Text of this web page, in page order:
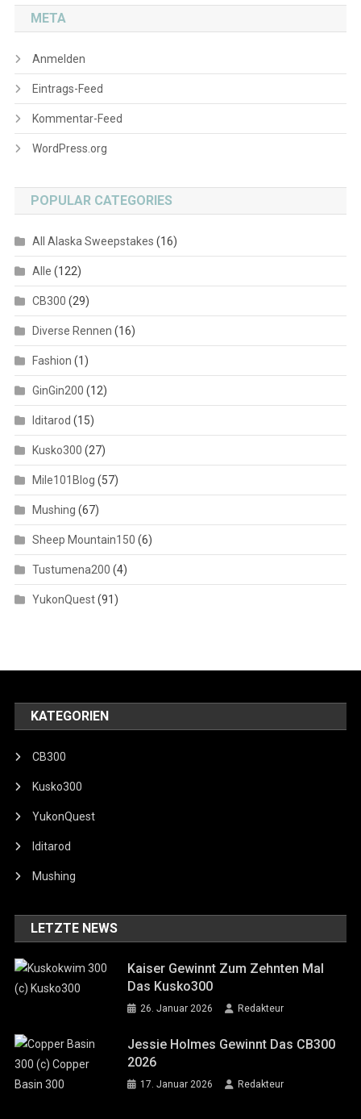
META
Anmelden
Eintrags-Feed
Kommentar-Feed
WordPress.org
POPULAR CATEGORIES
All Alaska Sweepstakes (16)
Alle (122)
CB300 (29)
Diverse Rennen (16)
Fashion (1)
GinGin200 (12)
Iditarod (15)
Kusko300 (27)
Mile101Blog (57)
Mushing (67)
Sheep Mountain150 (6)
Tustumena200 (4)
YukonQuest(91)
KATEGORIEN
CB300
Kusko300
YukonQuest
Iditarod
Mushing
LETZTE NEWS
Kaiser Gewinnt Zum Zehnten Mal
Das Kusko300
26. Januar 2026 Redakteur
Jessie Holmes Gewinnt Das CB300
2026
17. Januar 2026 Redakteur